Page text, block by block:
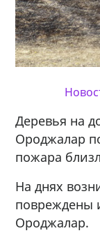
Деревья на
Ороджалар
пожара
На днях
повреждены
Ороджалар.